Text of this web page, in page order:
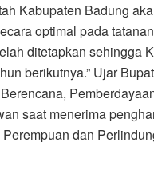
Kabupaten Badung
optimal pada
ditetapkan sehingga
berikutnya.” Ujar
saat menerima
dan